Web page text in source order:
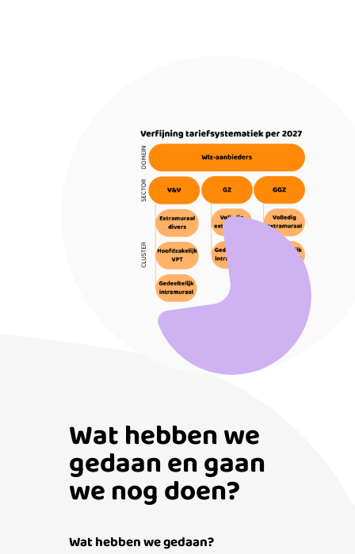
Wat hebben we
gedaan en gaan
we nog doen?
Wat hebben we gedaan?